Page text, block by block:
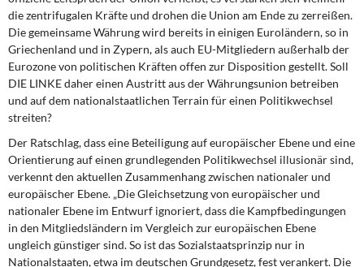
die zentrifugalen Kräfte und drohen die Union am Ende zu zerreißen.
Die gemeinsame Währung wird bereits in einigen Euroländern, so in
Griechenland und in Zypern, als auch EU-Mitgliedern außerhalb der
Eurozone von politischen Kräften offen zur Disposition gestellt. Soll
DIE LINKE daher einen Austritt aus der Währungsunion betreiben
und auf dem nationalstaatlichen Terrain für einen Politikwechsel
streiten?
Der Ratschlag, dass eine Beteiligung auf europäischer Ebene und eine
Orientierung auf einen grundlegenden Politikwechsel illusionär sind,
verkennt den aktuellen Zusam­menhang zwischen nationaler und
europäischer Ebene. „Die Gleichsetzung von europäischer und
nationaler Ebene im Entwurf ignoriert, dass die Kampfbedingungen
in den Mitgliedsländern im Vergleich zur europäischen Ebene
ungleich günstiger sind. So ist das Sozialstaatsprinzip nur in
Nationalstaaten, etwa im deutschen Grundgesetz, fest verankert. Die